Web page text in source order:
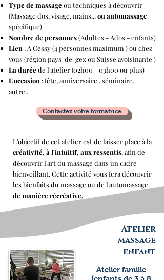
Type de massage ou techniques à découvrir
(Massage dos, visage, mains...ou automassage
spécifique)
Nombre de personnes(Adultes - Ados - enfants)
Lieu : A Cessy (4 personnes maximum ) ou chez
vous (région pays-de-gex ou Suisse avoisinante )
La durée de l'atelier (02h00 - 03h00 ou plus)
L'occasion : fête, anniversaire , séminaire,
autre...
Contactez votre formatrice
L'objectif de cet atelier est de laisser place à la
créativité, à l'intuitif, aux ressentis, afin de
découvrir l'art du massage dans un cadre
bienveillant. Cette activité vous fera découvrir
les bienfaits du massage ou de l'automassage
de manière récréative.
Atelier
massage
enfant
Atelier famille